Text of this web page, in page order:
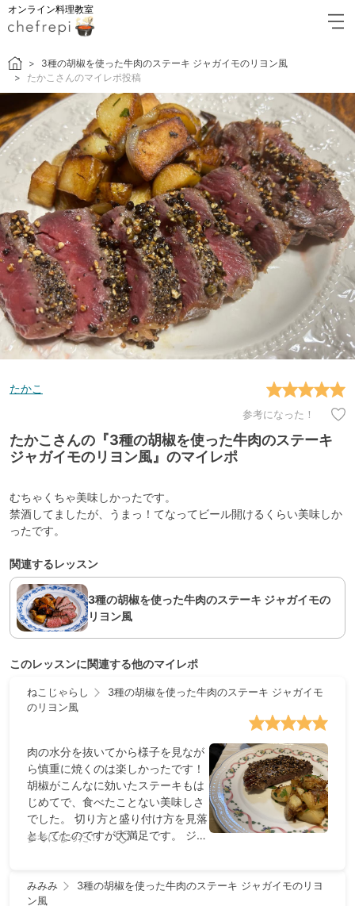
オンライン料理教室
3種の胡椒を使った牛肉のステーキ ジャガイモのリヨン風
たかこさんのマイレポ投稿
たかこ
参考になった！
たかこさんの『3種の胡椒を使った牛肉のステーキ
ジャガイモのリヨン風』のマイレポ
むちゃくちゃ美味しかったです。
禁酒してましたが、うまっ！てなってビール開けるくらい美味しか
ったです。
関連するレッスン
3種の胡椒を使った牛肉のステーキ ジャガイモの
リヨン風
このレッスンに関連する他のマイレポ
ねこじゃらし
3種の胡椒を使った牛肉のステーキ ジャガイモ
のリヨン風
肉の水分を抜いてから様子を見なが
ら慎重に焼くのは楽しかったです！
胡椒がこんなに効いたステーキもは
じめてで、食べたことない美味しさ
でした。 切り方と盛り付け方を見落
としてたのですが大満足です。 ジャ
参考になった！
みみみ
3種の胡椒を使った牛肉のステーキ ジャガイモのリヨ
ン風